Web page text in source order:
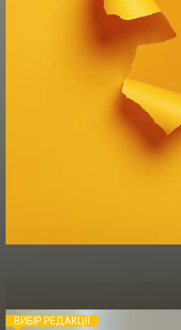
ВИБІР РЕДАКЦІЇ